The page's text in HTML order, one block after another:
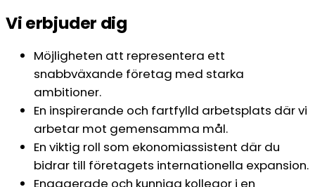
Vi erbjuder dig
Möjligheten att representera ett
snabbväxande företag med starka
ambitioner.
En inspirerande och fartfylld arbetsplats där vi
arbetar mot gemensamma mål.
En viktig roll som ekonomiassistent där du
bidrar till företagets internationella expansion.